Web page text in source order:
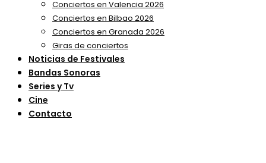
Conciertos en Valencia 2026
Conciertos en Bilbao 2026
Conciertos en Granada 2026
Giras de conciertos
Noticias de Festivales
Bandas Sonoras
Series y Tv
Cine
Contacto